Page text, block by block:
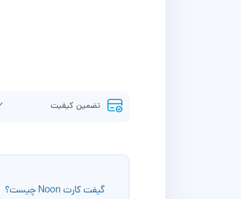
تضمین کیفیت
گیفت کارت Noon چیست؟